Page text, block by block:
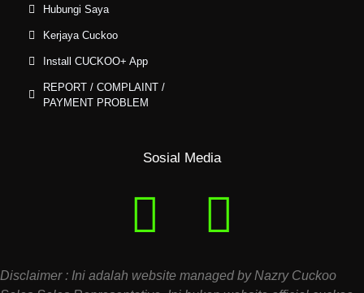
Hubungi Saya
Kerjaya Cuckoo
Install CUCKOO+ App
REPORT / COMPLAINT /
PAYMENT PROBLEM
Sosial Media
Disclaimer : Ini adalah website managed by Nazry Cuckoo